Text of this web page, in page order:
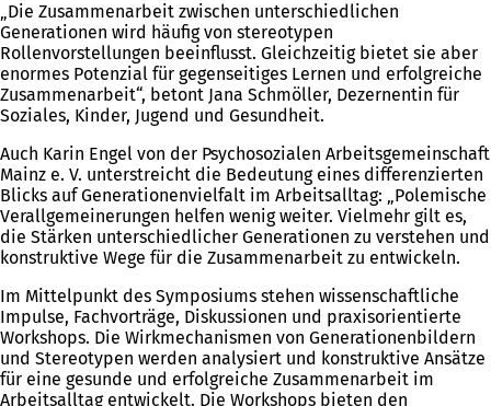
„Die Zusammenarbeit zwischen unterschiedlichen
Generationen wird häufig von stereotypen
Rollenvorstellungen beeinflusst. Gleichzeitig bietet sie aber
enormes Potenzial für gegenseitiges Lernen und erfolgreiche
Zusammenarbeit“, betont Jana Schmöller, Dezernentin für
Soziales, Kinder, Jugend und Gesundheit.
Auch Karin Engel von der Psychosozialen Arbeitsgemeinschaft
Mainz e. V. unterstreicht die Bedeutung eines differenzierten
Blicks auf Generationenvielfalt im Arbeitsalltag: „Polemische
Verallgemeinerungen helfen wenig weiter. Vielmehr gilt es,
die Stärken unterschiedlicher Generationen zu verstehen und
konstruktive Wege für die Zusammenarbeit zu entwickeln.
Im Mittelpunkt des Symposiums stehen wissenschaftliche
Impulse, Fachvorträge, Diskussionen und praxisorientierte
Workshops. Die Wirkmechanismen von Generationenbildern
und Stereotypen werden analysiert und konstruktive Ansätze
für eine gesunde und erfolgreiche Zusammenarbeit im
Arbeitsalltag entwickelt. Die Workshops bieten den